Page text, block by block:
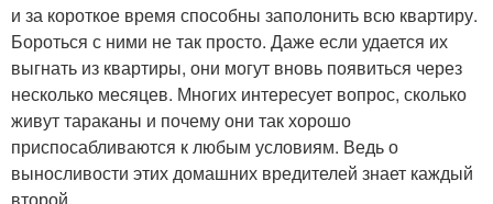
и за короткое время способны заполонить всю квартиру.
Бороться с ними не так просто. Даже если удается их
выгнать из квартиры, они могут вновь появиться через
несколько месяцев. Многих интересует вопрос, сколько
живут тараканы и почему они так хорошо
приспосабливаются к любым условиям. Ведь о
выносливости этих домашних вредителей знает каждый